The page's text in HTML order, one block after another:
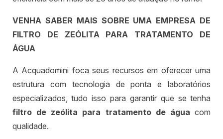
VENHA SABER MAIS SOBRE UMA EMPRESA DE
FILTRO DE ZEÓLITA PARA TRATAMENTO DE
ÁGUA
A Acquadomini foca seus recursos em oferecer uma
estrutura com tecnologia de ponta e laboratórios
especializados, tudo isso para garantir que se tenha
filtro de zeólita para tratamento de água com
qualidade.